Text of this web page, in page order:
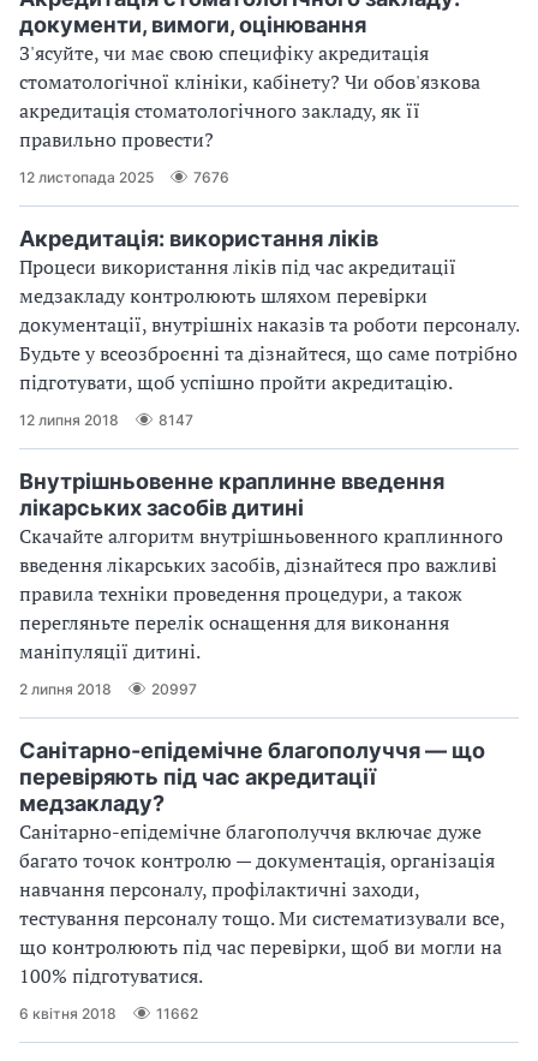
документи, вимоги, оцінювання
З'ясуйте, чи має свою специфіку акредитація
стоматологічної клініки, кабінету? Чи обов'язкова
акредитація стоматологічного закладу, як її
правильно провести?
12 листопада 2025 7676
Акредитація: використання ліків
Процеси використання ліків під час акредитації
медзакладу контролюють шляхом перевірки
документації, внутрішніх наказів та роботи персоналу.
Будьте у всеозброєнні та дізнайтеся, що саме потрібно
підготувати, щоб успішно пройти акредитацію.
12 липня 2018 8147
Внутрішньовенне краплинне введення
лікарських засобів дитині
Скачайте алгоритм внутрішньовенного краплинного
введення лікарських засобів, дізнайтеся про важливі
правила техніки проведення процедури, а також
перегляньте перелік оснащення для виконання
маніпуляції дитині.
2 липня 2018 20997
Санітарно-епідемічне благополуччя — що
перевіряють під час акредитації
медзакладу?
Санітарно-епідемічне благополуччя включає дуже
багато точок контролю — документація, організація
навчання персоналу, профілактичні заходи,
тестування персоналу тощо. Ми систематизували все,
що контролюють під час перевірки, щоб ви могли на
100% підготуватися.
6 квітня 2018 11662